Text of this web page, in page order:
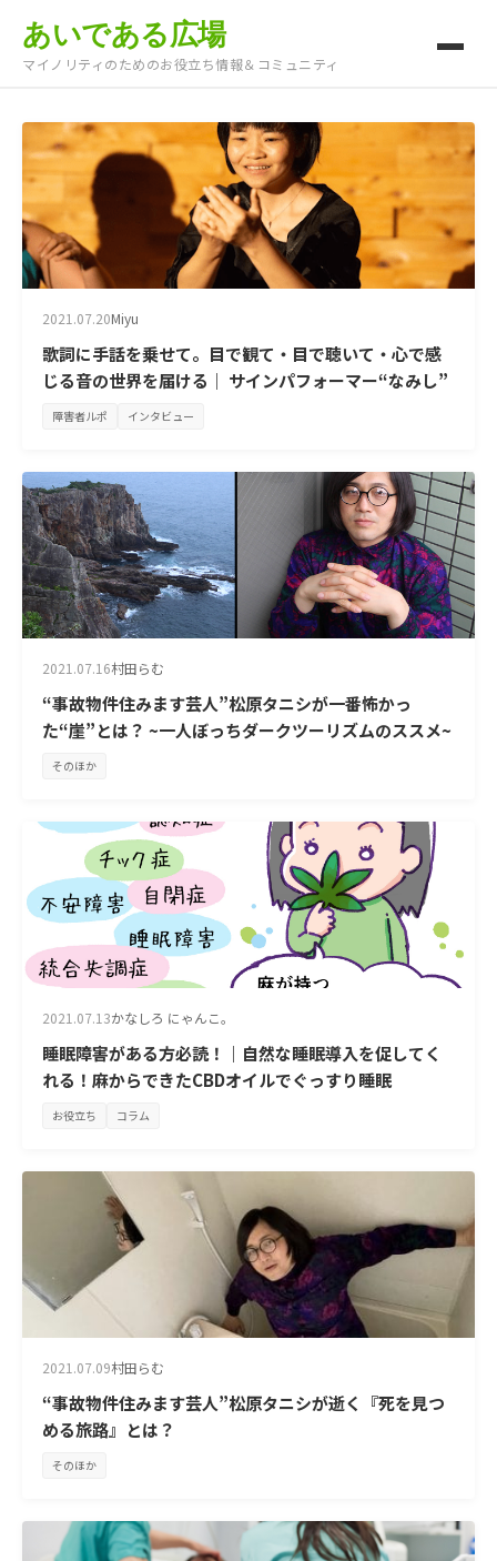
あいである広場
マイノリティのためのお役立ち情報＆コミュニティ
2021.07.20Miyu
歌詞に手話を乗せて。目で観て・目で聴いて・心で感
じる音の世界を届ける｜ サインパフォーマー“なみし”
障害者ルポ インタビュー
2021.07.16村田らむ
“事故物件住みます芸人”松原タニシが一番怖かっ
た“崖”とは？ ~一人ぼっちダークツーリズムのススメ~
そのほか
2021.07.13かなしろ にゃんこ。
睡眠障害がある方必読！｜自然な睡眠導入を促してく
れる！麻からできたCBDオイルでぐっすり睡眠
お役立ち コラム
2021.07.09村田らむ
“事故物件住みます芸人”松原タニシが逝く『死を見つ
める旅路』とは？
そのほか